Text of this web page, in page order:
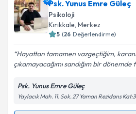
Psk. Yunus Emre Güleç
Psikoloji
Kırıkkale, Merkez
5 (26 Değerlendirme)
Hayattan tamamen vazgeçtiğim,
çıkamayacağımı sandığım bir dönemde
Psk. Yunus Emre Güleç
Yaylacık Mah. 11. Sok. 27 Yaman Rezidans